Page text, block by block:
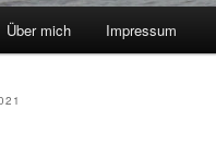
Über mich Impressum